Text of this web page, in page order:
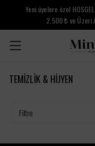
Yeni üyelere özel
2.500 ₺ ve Üzeri
TEMIZLIK & HIJYEN
Filtre